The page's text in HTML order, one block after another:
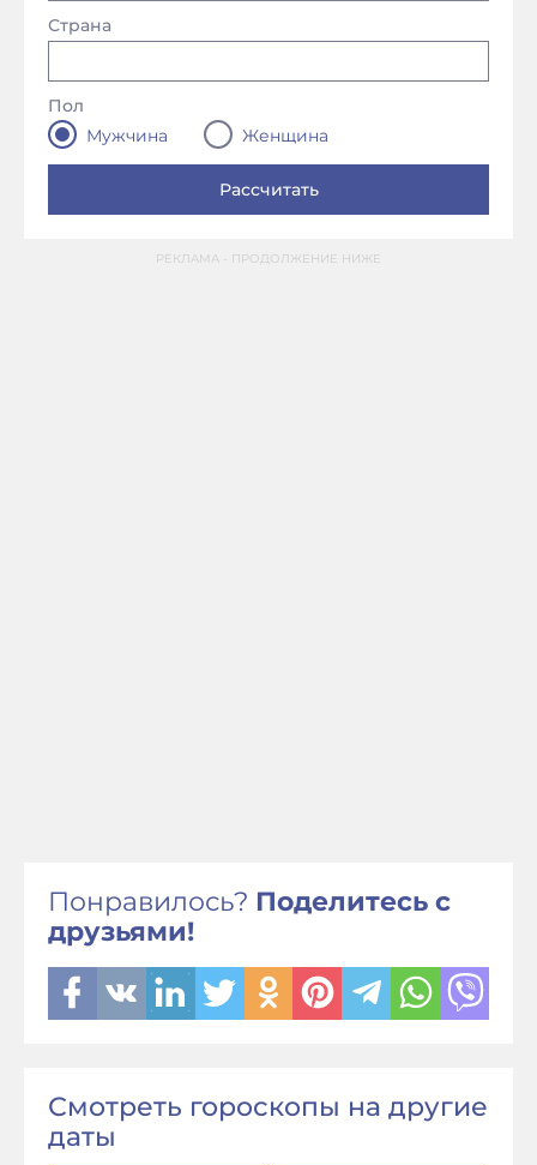
Страна
Пол
Мужчина
Женщина
РЕКЛАМА - ПРОДОЛЖЕНИЕ НИЖЕ
Понравилось? Поделитесь с
друзьями!
Смотреть гороскопы на другие
даты